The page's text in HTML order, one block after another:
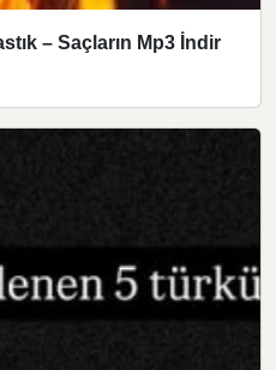
– Saçların Mp3 İndir